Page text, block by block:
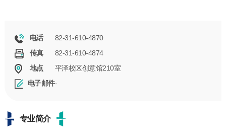
电话
82-31-610-4870
传真
82-31-610-4874
地点
平泽校区创意馆210室
电子邮件-
专业简介